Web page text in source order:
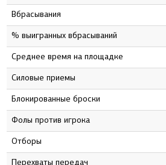
Вбрасывания
% выигранных вбрасываний
Среднее время на площадке
Силовые приемы
Блокированные броски
Фолы против игрока
Отборы
Перехваты передач